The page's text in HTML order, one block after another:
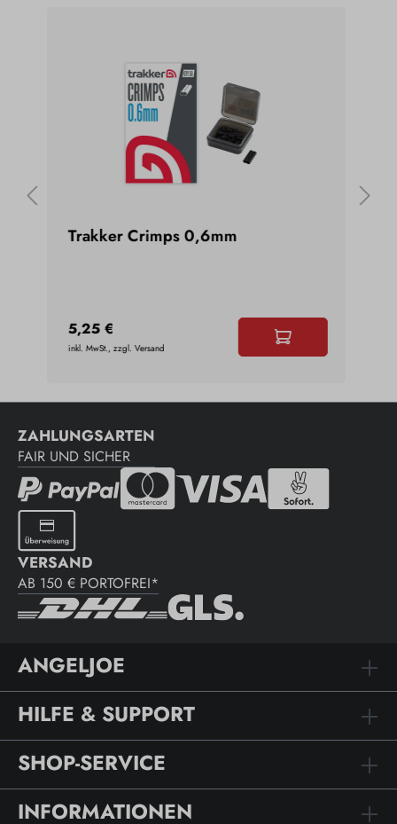
Trakker Crimps 0,6mm
5,25 €
inkl. MwSt., zzgl. Versand
ZAHLUNGSARTEN
FAIR UND SICHER
VERSAND
AB 150 € PORTOFREI*
ANGELJOE
HILFE & SUPPORT
SHOP-SERVICE
INFORMATIONEN